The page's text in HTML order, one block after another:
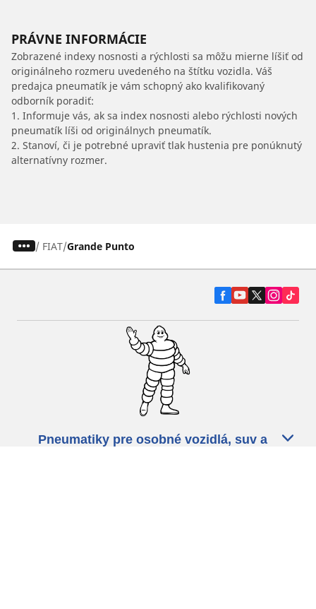
PRÁVNE INFORMÁCIE
Zobrazené indexy nosnosti a rýchlosti sa môžu mierne líšiť od
originálneho rozmeru uvedeného na štítku vozidla. Váš
predajca pneumatík je vám schopný ako kvalifikovaný
odborník poradiť:
1. Informuje vás, ak sa index nosnosti alebo rýchlosti nových
pneumatík líši od originálnych pneumatík.
2. Stanoví, či je potrebné upraviť tlak hustenia pre ponúknutý
alternatívny rozmer.
/ FIAT Grande Punto
Pneumatiky pre osobné vozidlá, suv a